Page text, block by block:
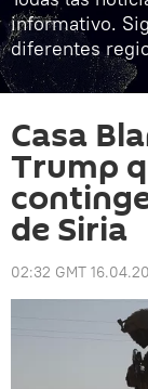
informativo.
diferentes
Casa
Trump
de Siria
02:32 GMT